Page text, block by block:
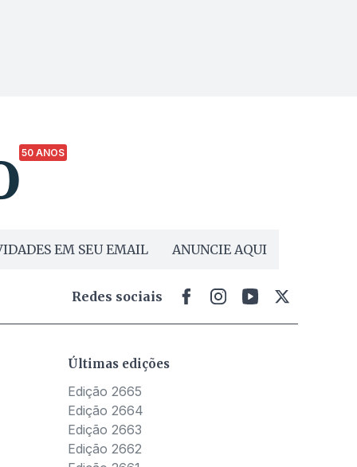
50 ANOS
EM SEU EMAIL ANUNCIE AQUI
Redes sociais
Últimas edições
Edição 2665
Edição 2664
Edição 2663
Edição 2662